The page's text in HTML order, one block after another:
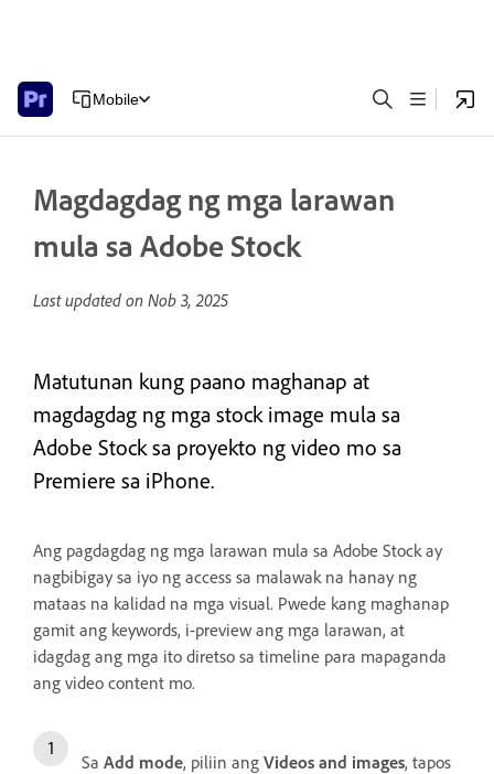
Mobile
Magdagdag ng mga larawan
mula sa Adobe Stock
Last updated on Nob 3, 2025
Matutunan kung paano maghanap at
magdagdag ng mga stock image mula sa
Adobe Stock sa proyekto ng video mo sa
Premiere sa iPhone.
Ang pagdagdag ng mga larawan mula sa Adobe Stock ay
nagbibigay sa iyo ng access sa malawak na hanay ng
mataas na kalidad na mga visual. Pwede kang maghanap
gamit ang keywords, i-preview ang mga larawan, at
idagdag ang mga ito diretso sa timeline para mapaganda
ang video content mo.
Sa Add mode, piliin ang Videos and images, tapos